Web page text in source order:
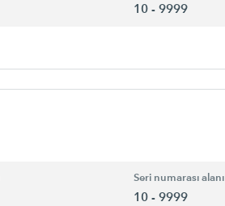
10 - 9999
Seri numarası alanı
10 - 9999